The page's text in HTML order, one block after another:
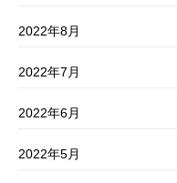
2022年8月
2022年7月
2022年6月
2022年5月